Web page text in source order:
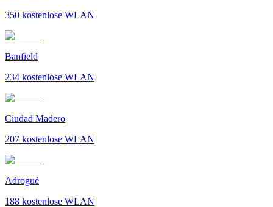
350 kostenlose WLAN
Banfield
234 kostenlose WLAN
Ciudad Madero
207 kostenlose WLAN
Adrogué
188 kostenlose WLAN